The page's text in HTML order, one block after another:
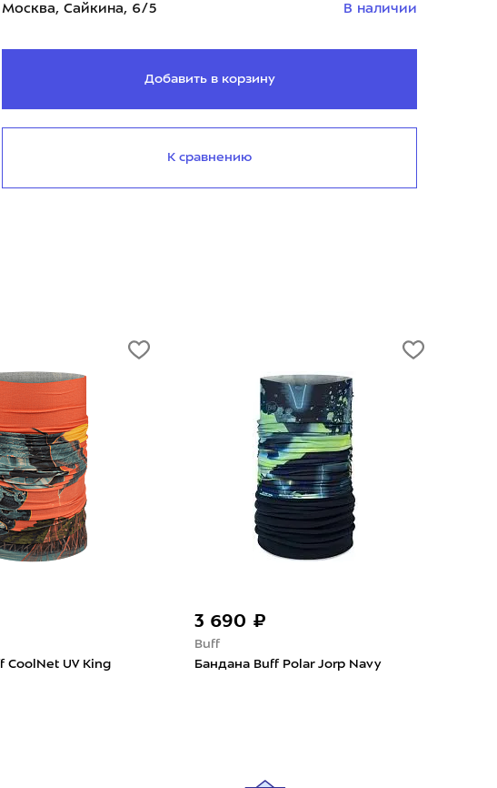
Как выбрать Buff. Обзор коллекции
Москва, Сайкина, 6/5
В наличии
Добавить в корзину
К сравнению
CoolNet UV King
3 690 ₽
Buff
Бандана Buff Polar Jorp Navy